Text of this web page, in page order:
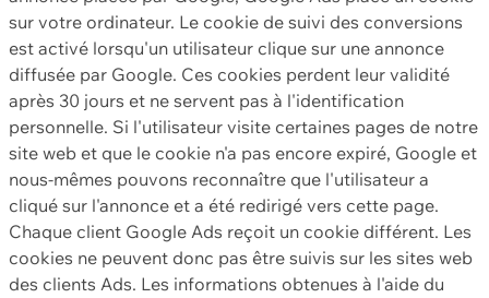
sur votre ordinateur. Le cookie de suivi des conversions
est activé lorsqu'un utilisateur clique sur une annonce
diffusée par Google. Ces cookies perdent leur validité
après 30 jours et ne servent pas à l'identification
personnelle. Si l'utilisateur visite certaines pages de notre
site web et que le cookie n'a pas encore expiré, Google et
nous-mêmes pouvons reconnaître que l'utilisateur a
cliqué sur l'annonce et a été redirigé vers cette page.
Chaque client Google Ads reçoit un cookie différent. Les
cookies ne peuvent donc pas être suivis sur les sites web
des clients Ads. Les informations obtenues à l'aide du